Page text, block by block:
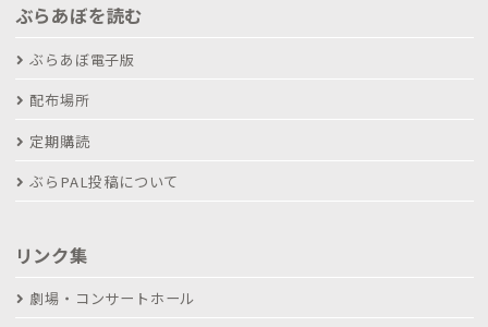
ぶらあぼを読む
ぶらあぼ電子版
配布場所
定期購読
ぶらPAL投稿について
リンク集
劇場・コンサートホール